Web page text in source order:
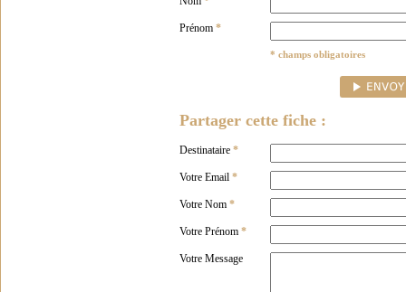
Prénom *
* champs obligatoires
Partager cette fiche :
Destinataire *
Votre Email *
Votre Nom *
Votre Prénom *
Votre Message